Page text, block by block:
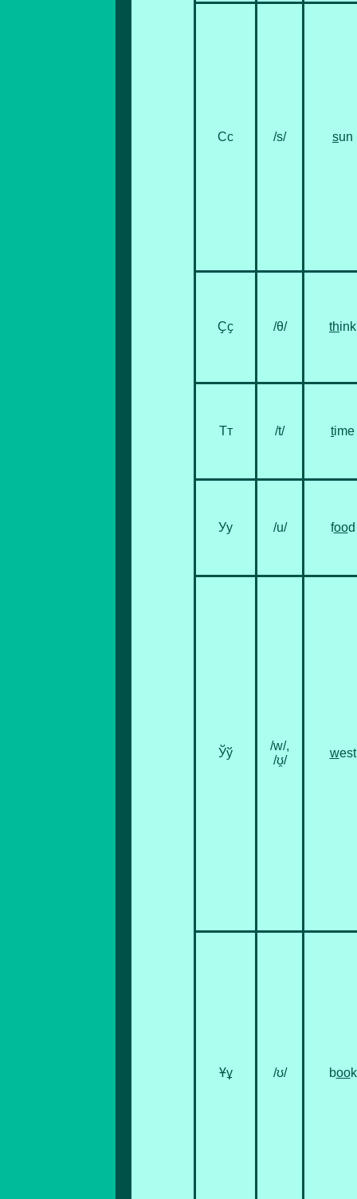
Сс /s/ sun
Ҫҫ /θ/ think
Тт /t/ time
Уу /u/ food
Ўў
/w/,
/ʊ̯/
west
Ұұ /ʊ/ book